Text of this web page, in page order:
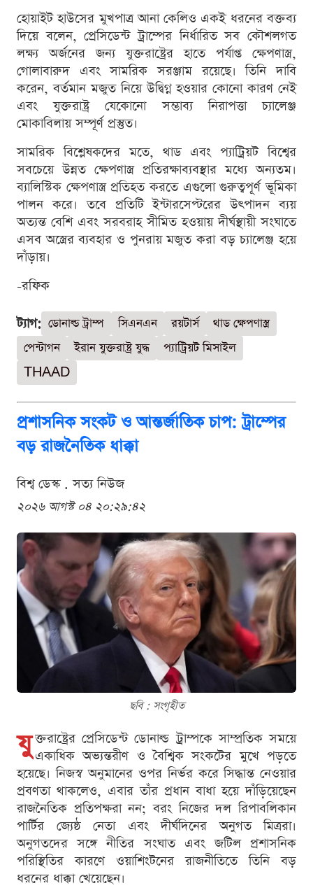
হোয়াইট হাউসের মুখপাত্র আনা কেলিও একই ধরনের বক্তব্য
দিয়ে বলেন, প্রেসিডেন্ট ট্রাম্পের নির্ধারিত সব কৌশলগত
লক্ষ্য অর্জনের জন্য যুক্তরাষ্ট্রের হাতে পর্যাপ্ত ক্ষেপণাস্ত্র,
গোলাবারুদ এবং সামরিক সরঞ্জাম রয়েছে। তিনি দাবি
করেন, বর্তমান মজুত নিয়ে উদ্বিগ্ন হওয়ার কোনো কারণ নেই
এবং যুক্তরাষ্ট্র যেকোনো সম্ভাব্য নিরাপত্তা চ্যালেঞ্জ
মোকাবিলায় সম্পূর্ণ প্রস্তুত।
সামরিক বিশ্লেষকদের মতে, থাড এবং প্যাট্রিয়ট বিশ্বের
সবচেয়ে উন্নত ক্ষেপণাস্ত্র প্রতিরক্ষাব্যবস্থার মধ্যে অন্যতম।
ব্যালিস্টিক ক্ষেপণাস্ত্র প্রতিহত করতে এগুলো গুরুত্বপূর্ণ ভূমিকা
পালন করে। তবে প্রতিটি ইন্টারসেপ্টরের উৎপাদন ব্যয়
অত্যন্ত বেশি এবং সরবরাহ সীমিত হওয়ায় দীর্ঘস্থায়ী সংঘাতে
এসব অস্ত্রের ব্যবহার ও পুনরায় মজুত করা বড় চ্যালেঞ্জ হয়ে
দাঁড়ায়।
-রফিক
ট্যাগ: ডোনাল্ড ট্রাম্প সিএনএন রয়টার্স
থাড ক্ষেপণাস্ত্র
পেন্টাগন
ইরান যুক্তরাষ্ট্র যুদ্ধ
প্যাট্রিয়ট মিসাইল
THAAD
প্রশাসনিক সংকট ও আন্তর্জাতিক চাপ: ট্রাম্পের
বড় রাজনৈতিক ধাক্কা
বিশ্ব ডেস্ক . সত্য নিউজ
২০২৬ আগস্ট ০৪ ২০:২৯:৪২
ছবি : সংগৃহীত
যু ক্তরাষ্ট্রের প্রেসিডেন্ট ডোনাল্ড ট্রাম্পকে সাম্প্রতিক সময়ে
একাধিক অভ্যন্তরীণ ও বৈশ্বিক সংকটের মুখে পড়তে
হয়েছে। নিজস্ব অনুমানের ওপর নির্ভর করে সিদ্ধান্ত নেওয়ার
প্রবণতা থাকলেও, এবার তাঁর প্রধান বাধা হয়ে দাঁড়িয়েছেন
রাজনৈতিক প্রতিপক্ষরা নন; বরং নিজের দল রিপাবলিকান
পার্টির জ্যেষ্ঠ নেতা এবং দীর্ঘদিনের অনুগত মিত্ররা।
অনুগতদের সঙ্গে নীতির সংঘাত এবং জটিল প্রশাসনিক
পরিস্থিতির কারণে ওয়াশিংটনের রাজনীতিতে তিনি বড়
ধরনের ধাক্কা খেয়েছেন।